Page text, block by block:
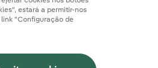
estará a permitir-nos
"Configuração de